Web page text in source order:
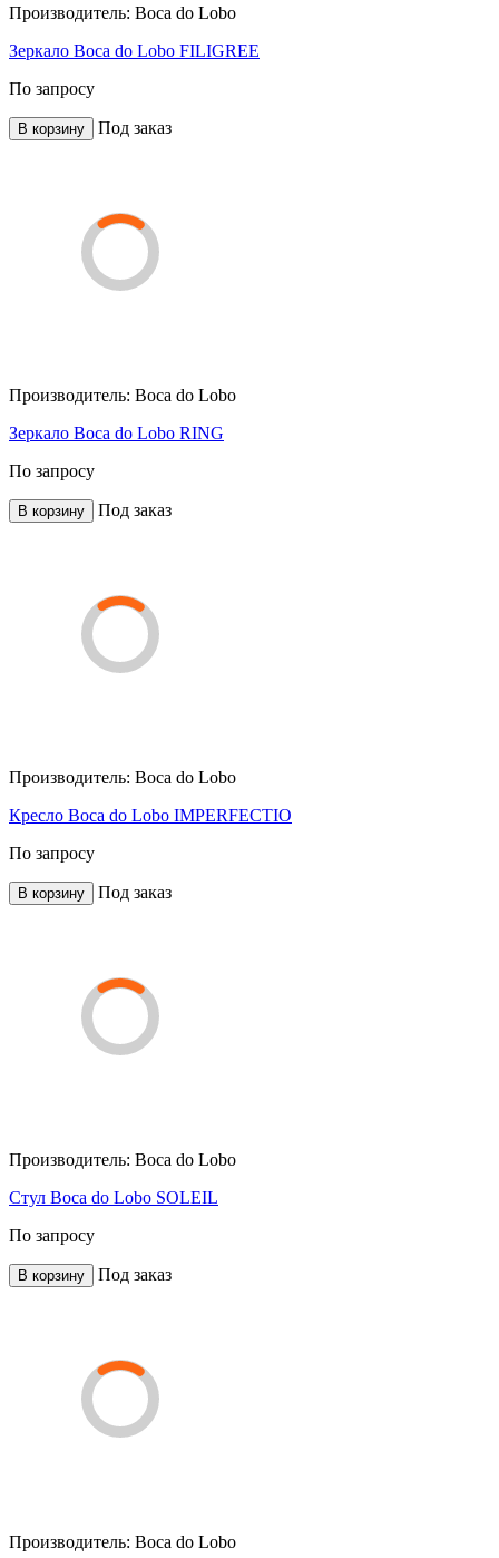
Производитель: Boca do Lobo
Зеркало Boca do Lobo FILIGREE
По запросу
В корзину Под заказ
Производитель: Boca do Lobo
Зеркало Boca do Lobo RING
По запросу
В корзину Под заказ
Производитель: Boca do Lobo
Кресло Boca do Lobo IMPERFECTIO
По запросу
В корзину Под заказ
Производитель: Boca do Lobo
Стул Boca do Lobo SOLEIL
По запросу
В корзину Под заказ
Производитель: Boca do Lobo